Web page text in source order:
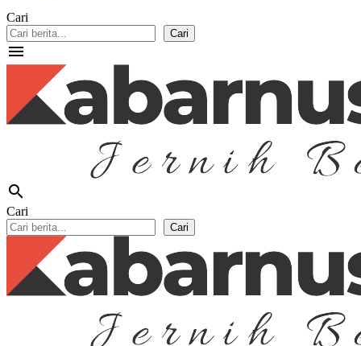
Cari
Cari
menu
search
Cari
Cari